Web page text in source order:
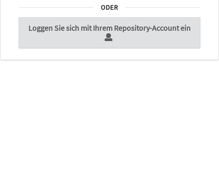
ODER
Loggen Sie sich mit Ihrem Repository-Account ein